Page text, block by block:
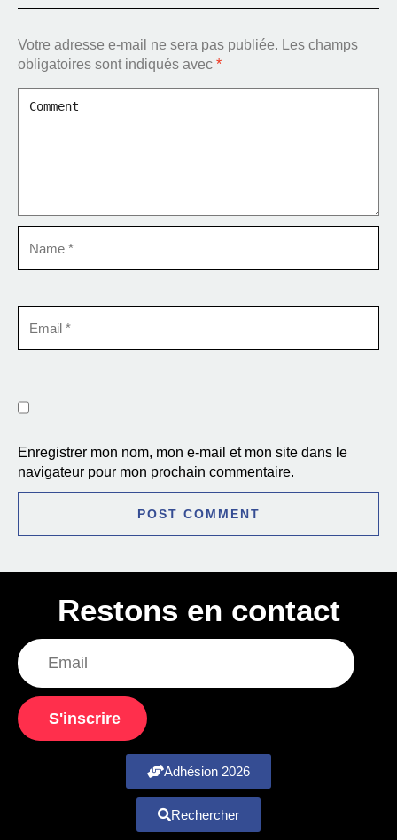
Votre adresse e-mail ne sera pas publiée. Les champs
obligatoires sont indiqués avec *
Enregistrer mon nom, mon e-mail et mon site dans le
navigateur pour mon prochain commentaire.
Restons en contact
S'inscrire
Adhésion 2026
Rechercher